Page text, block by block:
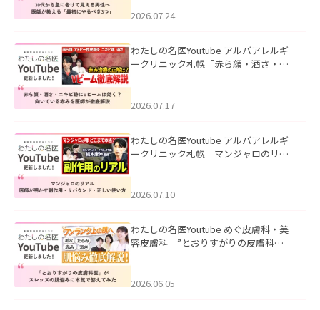
た。
2026.07.24
わたしの名医Youtube アルバアレルギ
ークリニック札幌「赤ら顔・酒さ・ニ
した。
2026.07.17
わたしの名医Youtube アルバアレルギ
ークリニック札幌「マンジャロのリア
た。
2026.07.10
わたしの名医Youtube めぐ皮膚科・美
容皮膚科「”とおりすがりの皮膚科
2026.06.05